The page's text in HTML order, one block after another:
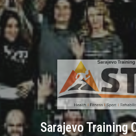
Sarajevo Training